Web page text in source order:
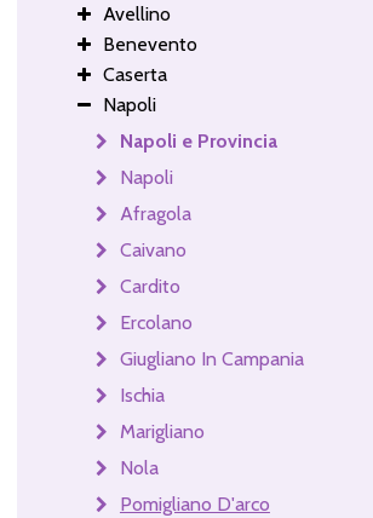
Avellino
Benevento
Caserta
Napoli
Napoli e Provincia
Napoli
Afragola
Caivano
Cardito
Ercolano
Giugliano In Campania
Ischia
Marigliano
Nola
Pomigliano D'arco